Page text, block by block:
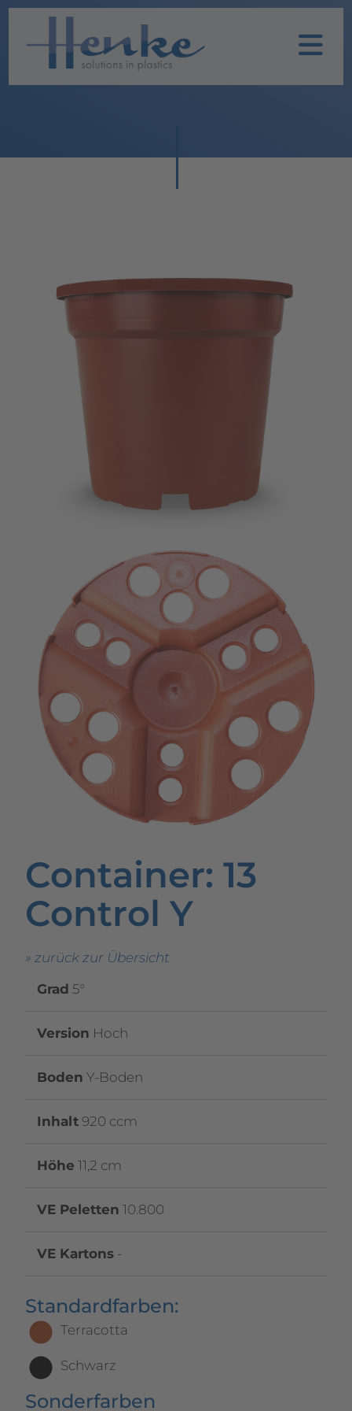
Home
Leistungen
Produkte
TOPFIT
Produkte
Imagevideo
Kontakt
Container: 13
Control Y
» zurück zur Übersicht
Grad 5°
Version Hoch
Boden Y-Boden
Inhalt 920 ccm
Höhe 11,2 cm
VE Peletten 10.800
VE Kartons -
Standardfarben:
Terracotta
Schwarz
Sonderfarben